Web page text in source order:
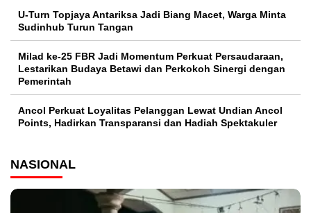
U-Turn Topjaya Antariksa Jadi Biang Macet, Warga Minta
Sudinhub Turun Tangan
Milad ke-25 FBR Jadi Momentum Perkuat Persaudaraan,
Lestarikan Budaya Betawi dan Perkokoh Sinergi dengan
Pemerintah
Ancol Perkuat Loyalitas Pelanggan Lewat Undian Ancol
Points, Hadirkan Transparansi dan Hadiah Spektakuler
NASIONAL